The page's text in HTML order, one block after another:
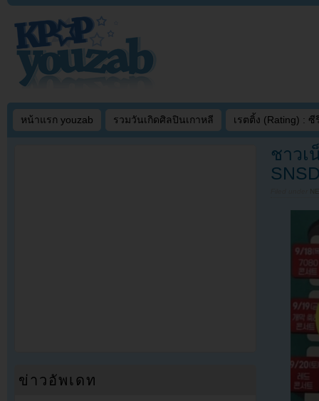
หน้าแรก youzab รวมวันเกิดศิลปินเกาหลี เรตติ้ง (Rating) : ซี
ชาวเ
ข่าวอัพเดท